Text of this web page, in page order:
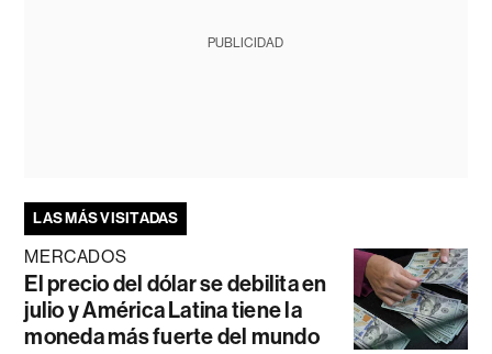
PUBLICIDAD
LAS MÁS VISITADAS
MERCADOS
El precio del dólar se debilita en
julio y América Latina tiene la
moneda más fuerte del mundo